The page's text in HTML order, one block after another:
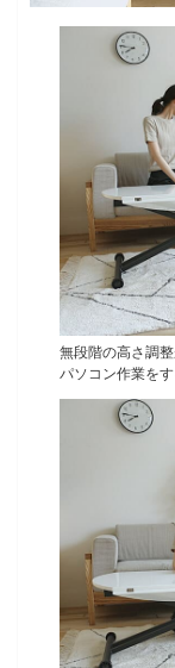
無段階の高さ調
パソコン作業を